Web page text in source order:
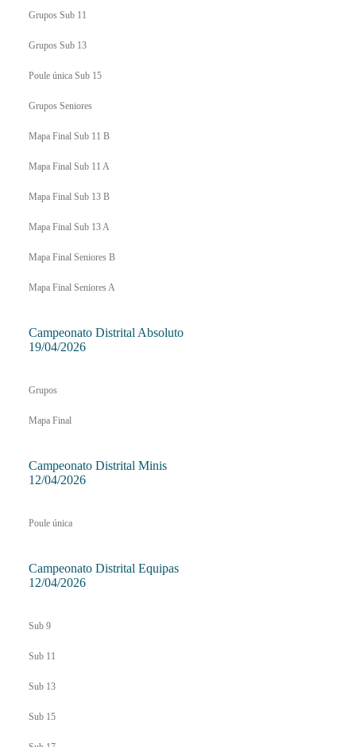
Grupos Sub 11
Grupos Sub 13
Poule única Sub 15
Grupos Seniores
Mapa Final Sub 11 B
Mapa Final Sub 11 A
Mapa Final Sub 13 B
Mapa Final Sub 13 A
Mapa Final Seniores B
Mapa Final Seniores A
Campeonato Distrital Absoluto
19/04/2026
Grupos
Mapa Final
Campeonato Distrital Minis
12/04/2026
Poule única
Campeonato Distrital Equipas
12/04/2026
Sub 9
Sub 11
Sub 13
Sub 15